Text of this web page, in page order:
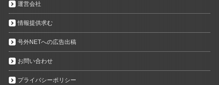
運営会社
情報提供求む
号外NETへの広告出稿
お問い合わせ
プライバシーポリシー